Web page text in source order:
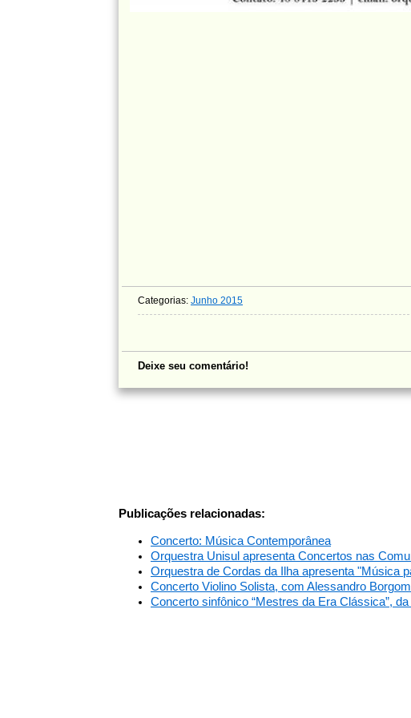
Categorias: Junho 2015
Deixe seu comentário!
Publicações relacionadas:
Concerto: Música Contemporânea
Orquestra Unisul apresenta Concertos nas
Orquestra de Cordas da Ilha apresenta "Música
Concerto Violino Solista, com Alessandro
Concerto sinfônico “Mestres da Era Clássica”,